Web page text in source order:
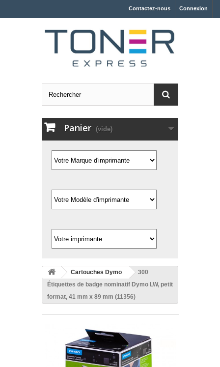
Connexion
Contactez-nous
Panier (vide)
Cartouches Dymo
300
Étiquettes de badge nominatif Dymo LW, petit
format, 41 mm x 89 mm (11356)